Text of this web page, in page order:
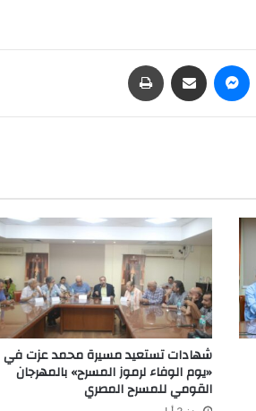
سكايب ماسنجر مشاركة عبر البريد
شهادات تستعيد مسيرة محمد عزت في
«يوم الوفاء لرموز المسرح» بالمهرجان
القومي للمسرح المصري